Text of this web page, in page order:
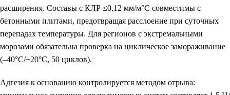
расширения. Составы с КЛР ≤0,12 мм/м°C совместимы с
бетонными плитами, предотвращая расслоение при суточных
перепадах температуры. Для регионов с экстремальными
морозами обязательна проверка на циклическое замораживание
(–40°C/+20°C, 50 циклов).
Адгезия к основанию контролируется методом отрыва: